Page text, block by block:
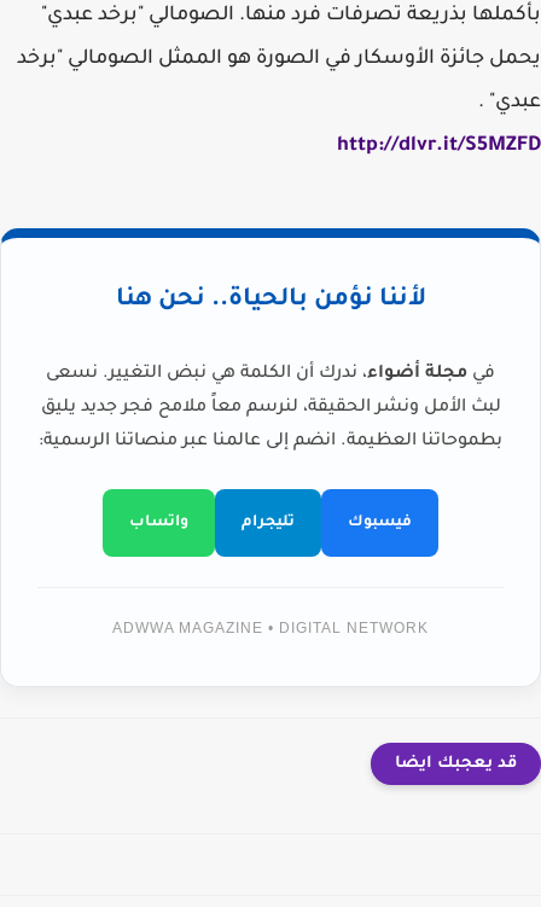
بأكملها بذريعة تصرفات فرد منها. الصومالي "برخد عبدي"
يحمل جائزة الأوسكار في الصورة هو الممثل الصومالي "برخد
عبدي" .
http://dlvr.it/S5MZFD
لأننا نؤمن بالحياة.. نحن هنا
في مجلة أضواء، ندرك أن الكلمة هي نبض التغيير. نسعى
لبث الأمل ونشر الحقيقة، لنرسم معاً ملامح فجر جديد يليق
بطموحاتنا العظيمة. انضم إلى عالمنا عبر منصاتنا الرسمية:
فيسبوك تليجرام واتساب
ADWWA MAGAZINE • DIGITAL NETWORK
قد يعجبك ايضا